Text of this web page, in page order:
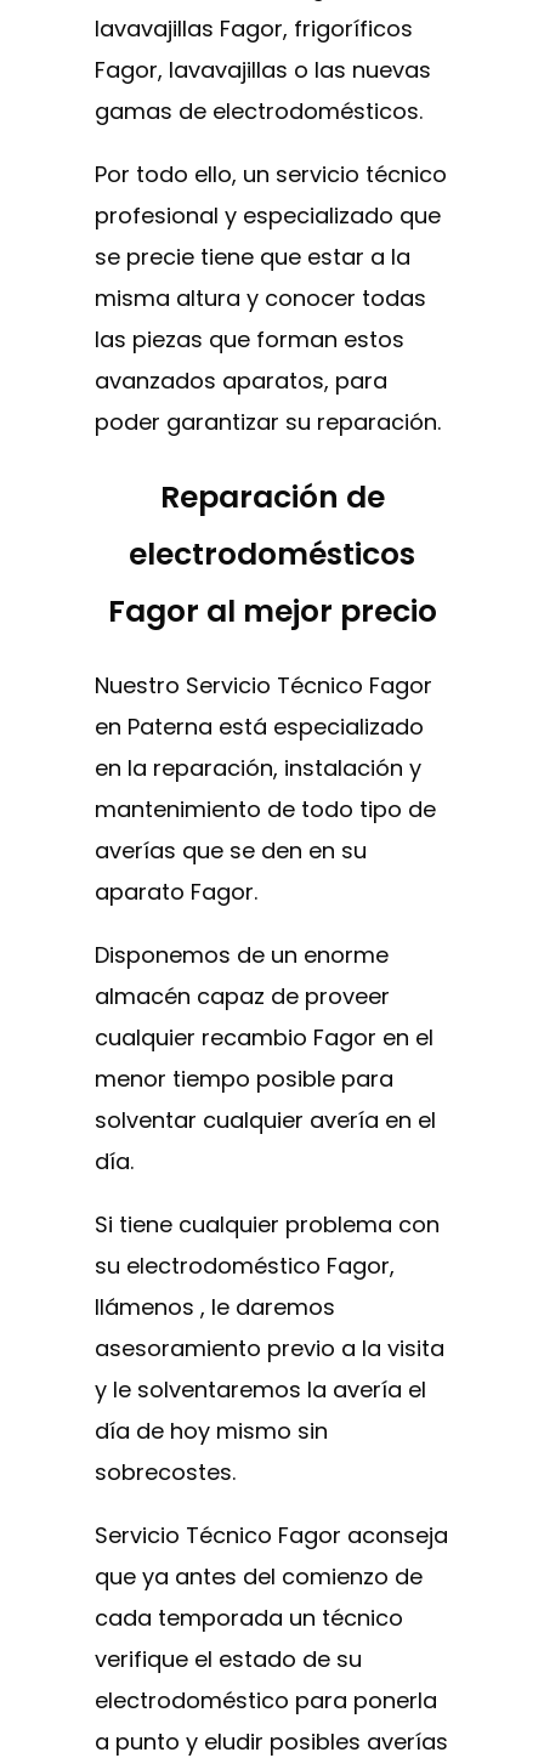
lavavajillas Fagor, frigoríficos
Fagor, lavavajillas o las nuevas
gamas de electrodomésticos.
Por todo ello, un servicio técnico
profesional y especializado que
se precie tiene que estar a la
misma altura y conocer todas
las piezas que forman estos
avanzados aparatos, para
poder garantizar su reparación.
Reparación de
electrodomésticos
Fagor al mejor precio
Nuestro Servicio Técnico Fagor
en Paterna está especializado
en la reparación, instalación y
mantenimiento de todo tipo de
averías que se den en su
aparato Fagor.
Disponemos de un enorme
almacén capaz de proveer
cualquier recambio Fagor en el
menor tiempo posible para
solventar cualquier avería en el
día.
Si tiene cualquier problema con
su electrodoméstico Fagor,
llámenos , le daremos
asesoramiento previo a la visita
y le solventaremos la avería el
día de hoy mismo sin
sobrecostes.
Servicio Técnico Fagor aconseja
que ya antes del comienzo de
cada temporada un técnico
verifique el estado de su
electrodoméstico para ponerla
a punto y eludir posibles averías